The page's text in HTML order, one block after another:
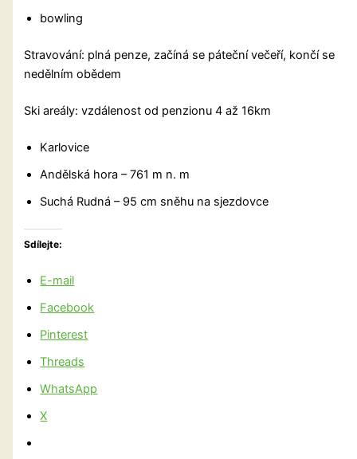
bowling
Stravování: plná penze, začíná se páteční večeří, končí se
nedělním obědem
Ski areály: vzdálenost od penzionu 4 až 16km
Karlovice
Andělská hora – 761 m n. m
Suchá Rudná – 95 cm sněhu na sjezdovce
Sdílejte:
E-mail
Facebook
Pinterest
Threads
WhatsApp
X